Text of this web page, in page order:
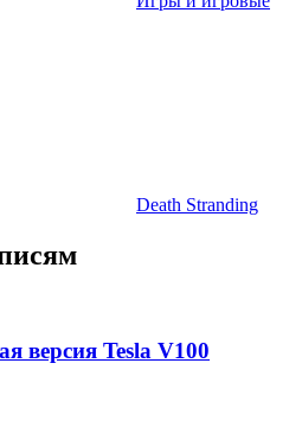
Death Stranding
версия Tesla V100